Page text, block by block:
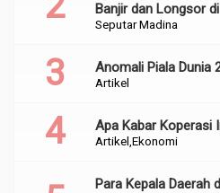
Seputar Madina
Banjir dan Longsor
Artikel
Anomali Piala Dunia
Artikel Ekonomi
Apa Kabar Koperasi
Para Kepala Daerah